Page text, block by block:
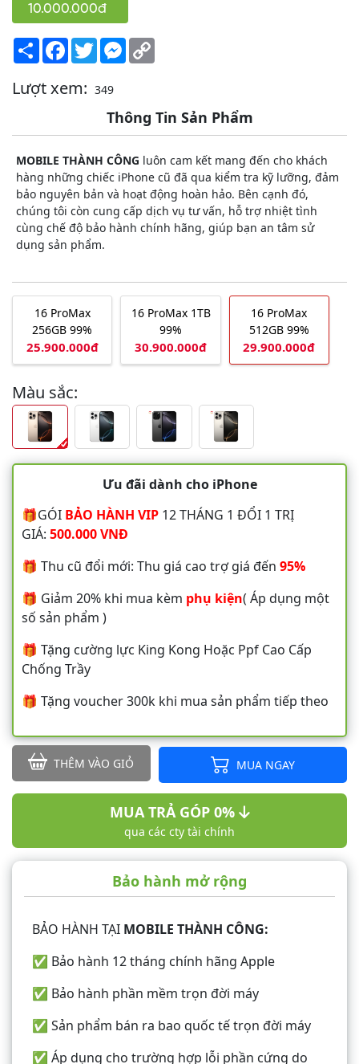
10.000.000đ
Share Facebook
TwitterMessenger
Lượt xem: 349
Thông Tin Sản Phẩm
MOBILE THÀNH CÔNG luôn cam kết mang đến cho khách
hàng những chiếc iPhone cũ đã qua kiểm tra kỹ lưỡng, đảm
bảo nguyên bản và hoạt động hoàn hảo. Bên cạnh đó,
chúng tôi còn cung cấp dịch vụ tư vấn, hỗ trợ nhiệt tình
cùng chế độ bảo hành chính hãng, giúp bạn an tâm sử
dụng sản phẩm.
16 ProMax
256GB 99%
25.900.000đ
16 ProMax 1TB
99%
30.900.000đ
16 ProMax
512GB 99%
29.900.000đ
Màu sắc:
Ưu đãi dành cho iPhone
🎁GÓI BẢO HÀNH VIP 12 THÁNG 1 ĐỔI 1 TRỊ
GIÁ: 500.000 VNĐ
🎁 Thu cũ đổi mới: Thu giá cao trợ giá đến 95%
🎁 Giảm 20% khi mua kèm phụ kiện( Áp dụng một
số sản phẩm )
🎁 Tặng cường lực King Kong Hoặc Ppf Cao Cấp
Chống Trầy
🎁 Tặng voucher 300k khi mua sản phẩm tiếp theo
THÊM VÀO GIỎ MUA NGAY
MUA TRẢ GÓP 0%
qua các cty tài chính
Bảo hành mở rộng
BẢO HÀNH TẠI MOBILE THÀNH CÔNG:
✅ Bảo hành 12 tháng chính hãng Apple
✅ Bảo hành phần mềm trọn đời máy
✅ Sản phẩm bán ra bao quốc tế trọn đời máy
✅ Áp dụng cho trường hợp lỗi phần cứng do